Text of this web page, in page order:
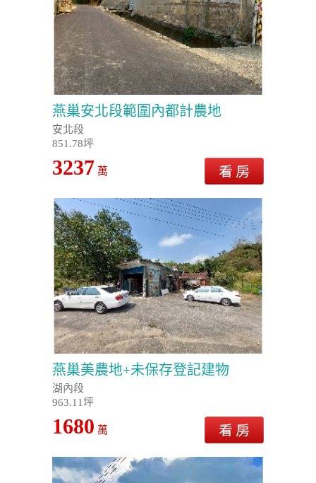
燕巢安北段範圍內都計農地
安北段
851.78坪
3237 萬
燕巢美農地+未保存登記建物
湖內段
963.11坪
1680 萬